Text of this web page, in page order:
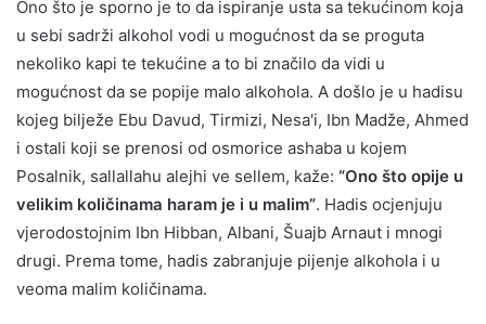
Ono što je sporno je to da ispiranje usta sa tekućinom koja
u sebi sadrži alkohol vodi u mogućnost da se proguta
nekoliko kapi te tekućine a to bi značilo da vidi u
mogućnost da se popije malo alkohola. A došlo je u hadisu
kojeg bilježe Ebu Davud, Tirmizi, Nesa'i, Ibn Madže, Ahmed
i ostali koji se prenosi od osmorice ashaba u kojem
Posalnik, sallallahu alejhi ve sellem, kaže: “Ono što opije u
velikim količinama haram je i u malim”. Hadis ocjenjuju
vjerodostojnim Ibn Hibban, Albani, Šuajb Arnaut i mnogi
drugi. Prema tome, hadis zabranjuje pijenje alkohola i u
veoma malim količinama.